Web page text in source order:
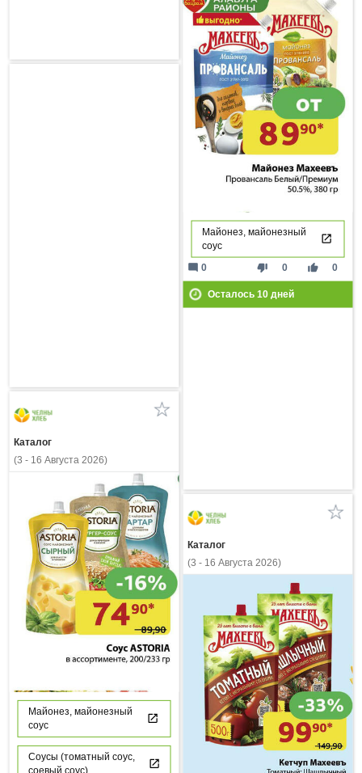
Майонез, майонезный
соус
thumb_down 0 thumb_up 0
mode_comment 0
Осталось 10дней
Каталог
(3 - 16 Августа 2026)
Майонез, майонезный
соус
Соусы (томатный соус,
соевый соус)
Каталог
(3 - 16 Августа 2026)